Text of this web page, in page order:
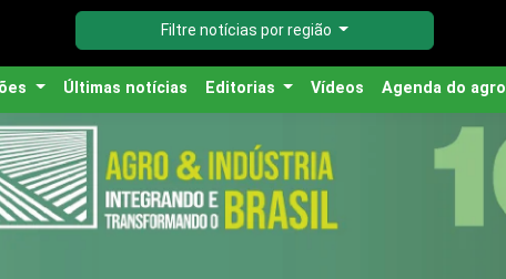
Filtre notícias por região
Últimas notícias Editorias Vídeos Agenda do agro